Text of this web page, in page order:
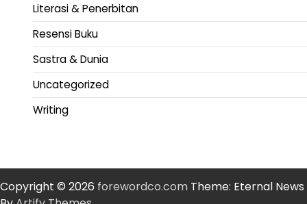
Literasi & Penerbitan
Resensi Buku
Sastra & Dunia
Uncategorized
Writing
Copyright © 2026 forewordco.com Theme: Eternal News